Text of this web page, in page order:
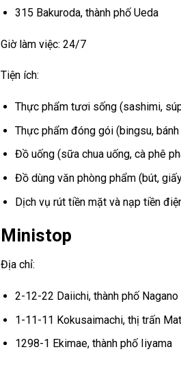
315 Bakuroda, thành phố Ueda
Giờ làm việc: 24/7
Tiện ích:
Thực phẩm tươi sống (sashimi,
Thực phẩm đóng gói (bingsu,
Đồ uống (sữa chua uống, cà phê
Đồ dùng văn phòng phẩm (bút,
Dịch vụ rút tiền mặt và nạp tiền
Ministop
Địa chỉ:
2-12-22 Daiichi, thành phố Nagano
1-11-11 Kokusaimachi, thị trấn
1298-1 Ekimae, thành phố Iiyama